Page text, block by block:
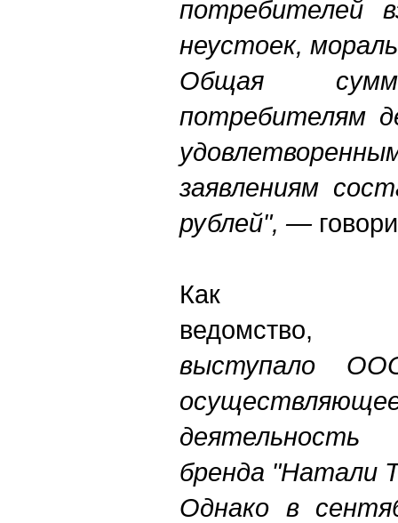
потребителей
неустоек,
Общая
потребителям
заявлениям
рублей", —
Как
выступало
деятельность
бренда "Натали
Однако в